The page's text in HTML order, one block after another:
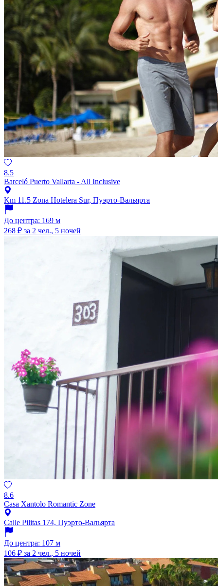
8.5
Barceló Puerto Vallarta - All Inclusive
Km 11.5 Zona Hotelera Sur, Пуэрто-Вальярта
До центра: 169 м
268 ₽ за 2 чел., 5 ночей
8.6
Casa Xantolo Romantic Zone
Calle Pilitas 174, Пуэрто-Вальярта
До центра: 107 м
106 ₽ за 2 чел., 5 ночей